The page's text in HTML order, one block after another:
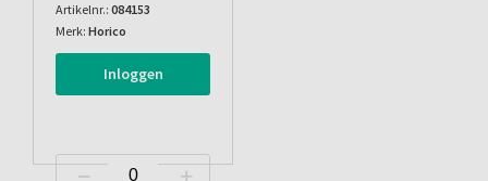
Artikelnr.: 084153
Merk: Horico
Inloggen